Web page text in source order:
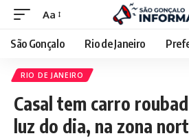
Aa
São Gonçalo Rio de Janeiro
RIO DE JANEIRO
Casal tem carro
luz do dia, na zona